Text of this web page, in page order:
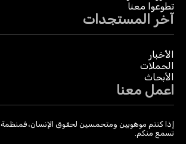
تطوعوا معنا
آخر المستجدات
الأخبار
الحملات
الأبحاث
اعمل معنا
إذا كنتم موهوبين ومتحمسين لحقوق الإنسان، فمنظمة
تسمع منكم.